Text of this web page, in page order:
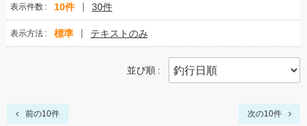
表示件数 10件 30件
表示方法 標準 テキストのみ
並び順
前の10件 次の10件